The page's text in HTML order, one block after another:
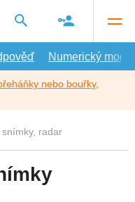
Numerický model
nebo bouřky,
radar